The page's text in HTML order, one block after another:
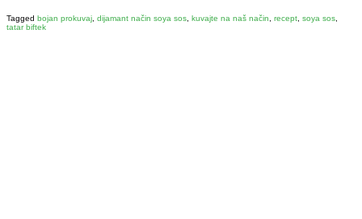
Tagged bojan prokuvaj dijamant način soya sos kuvajte na naš način recept soya sos
tatar biftek